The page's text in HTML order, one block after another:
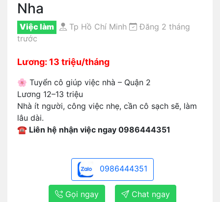
Nha
Việc làm Tp Hồ Chí Minh
Đăng 2 tháng
trước
Lương: 13 triệu/tháng
🌸 Tuyển cô giúp việc nhà – Quận 2
Lương 12–13 triệu
Nhà ít người, công việc nhẹ, cần cô sạch sẽ, làm
lâu dài.
☎️ Liên hệ nhận việc ngay 0986444351
0986444351
Gọi ngay Chat ngay